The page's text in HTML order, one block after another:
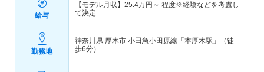
給与
【モデル月収】 25.4万円～ 程度※経験などを考慮し
て決定
勤務地
神奈川県 厚木市 小田急小田原線「本厚木駅」（徒
歩6分）